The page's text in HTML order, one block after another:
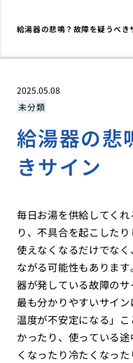
給湯器の悲鳴？故障を疑うべき
2025.05.08
未分類
給湯器の悲
きサイン
毎日お湯を供給してく
り、不具合を起こした
使えなくなるだけでな
ながる可能性もありま
器が発している故障のサ
最も分かりやすいサイ
温度が不安定になる」
かったり、使っている
くなったり冷たくなっ